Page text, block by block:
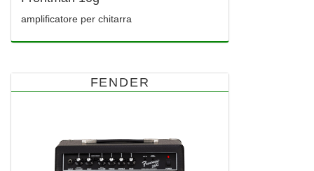
amplificatore per chitarra
FENDER